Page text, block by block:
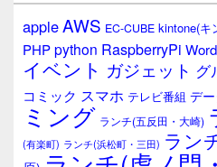
ウ
ィ
ジ
ェ
ア
appleAWS EC-CUBE kintone(キ
PHPpython RaspberryPi
イベント ガジェット グ
コミック スマホ テレビ番組 デ
ミング ランチ(五反田・大崎)
(有楽町) ランチ(浜松町・三田) ラン